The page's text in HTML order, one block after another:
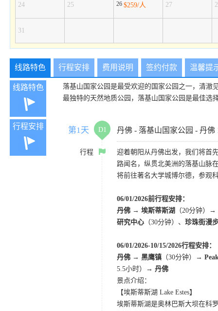
24 25 26 $259/人 27
31
线路特色 行程安排 费用说明 签约付款 温馨提
线路特色
落基山国家公园是最受欢迎的国家公园之一，清澈
最独特的天然地质公园，落基山国家公园是最佳选
行程安排 第1天 D1 丹佛 - 落基山国家公园 - 丹佛
行程
迎着朝阳从丹佛出发，我们将首
路闻名，纵贯北美洲的落基山脉
将前往著名大学城博尔德，参观
06/01/2026前行程安排：
丹佛 → 埃斯蒂斯湖
（20分钟）
→
研究中心 （30分钟）、 珍珠街漫
06/01/2026-10/15/2026行程安排：
丹佛 → 黑鹰镇 （30分钟）→
5.5小时）
→ 丹佛
景点介绍：
【埃斯蒂斯湖 Lake Estes】
埃斯蒂斯湖是奥林巴斯大坝在科